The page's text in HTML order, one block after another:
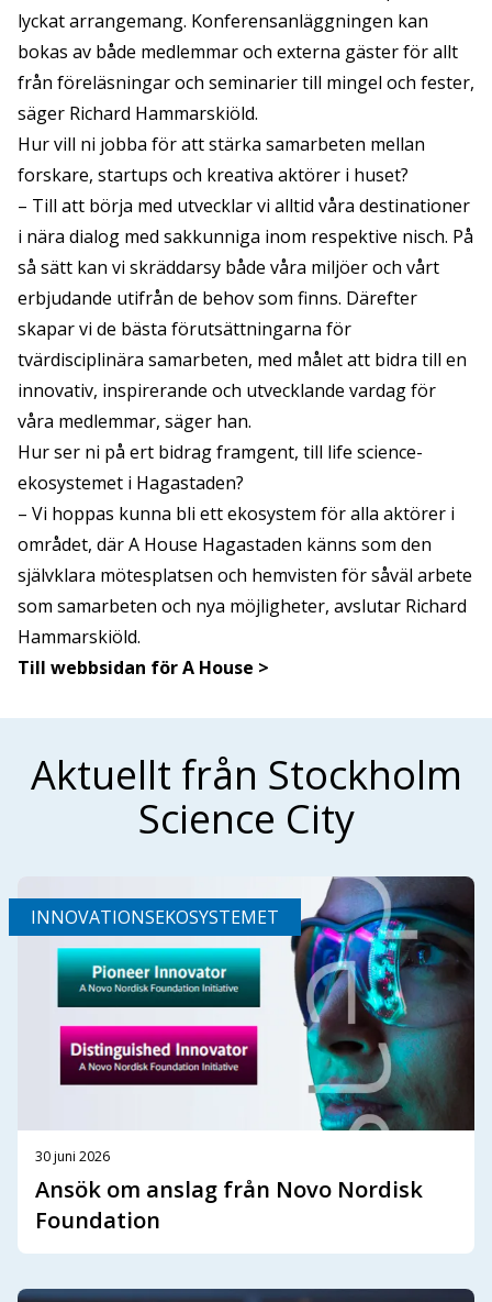
lyckat arrangemang. Konferensanläggningen kan
bokas av både medlemmar och externa gäster för allt
från föreläsningar och seminarier till mingel och fester,
säger Richard Hammarskiöld.
Hur vill ni jobba för att stärka samarbeten mellan
forskare, startups och kreativa aktörer i huset?
– Till att börja med utvecklar vi alltid våra destinationer
i nära dialog med sakkunniga inom respektive nisch. På
så sätt kan vi skräddarsy både våra miljöer och vårt
erbjudande utifrån de behov som finns. Därefter
skapar vi de bästa förutsättningarna för
tvärdisciplinära samarbeten, med målet att bidra till en
innovativ, inspirerande och utvecklande vardag för
våra medlemmar, säger han.
Hur ser ni på ert bidrag framgent, till life science-
ekosystemet i Hagastaden?
– Vi hoppas kunna bli ett ekosystem för alla aktörer i
området, där A House Hagastaden känns som den
självklara mötesplatsen och hemvisten för såväl arbete
som samarbeten och nya möjligheter, avslutar Richard
Hammarskiöld.
Till webbsidan för A House >
Aktuellt från Stockholm
Science City
INNOVATIONSEKOSYSTEMET
30 juni 2026
Ansök om anslag från Novo Nordisk
Foundation